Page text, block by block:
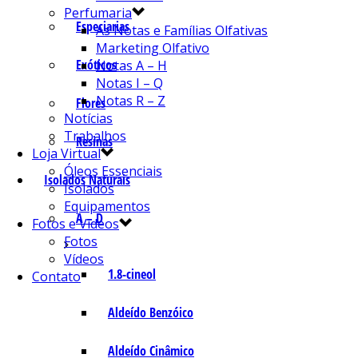
Especiarias
Exóticos
Flores
Resinas
Isolados Naturais
A – D
1.8-cineol
Aldeído Benzóico
Aldeído Cinâmico
Perfumaria
As Notas e Famílias Olfativas
Marketing Olfativo
Notas A – H
Notas I – Q
Notas R – Z
Notícias
Trabalhos
Loja Virtual
Óleos Essenciais
Isolados
Equipamentos
Fotos e Vídeos
Fotos
Vídeos
Contato